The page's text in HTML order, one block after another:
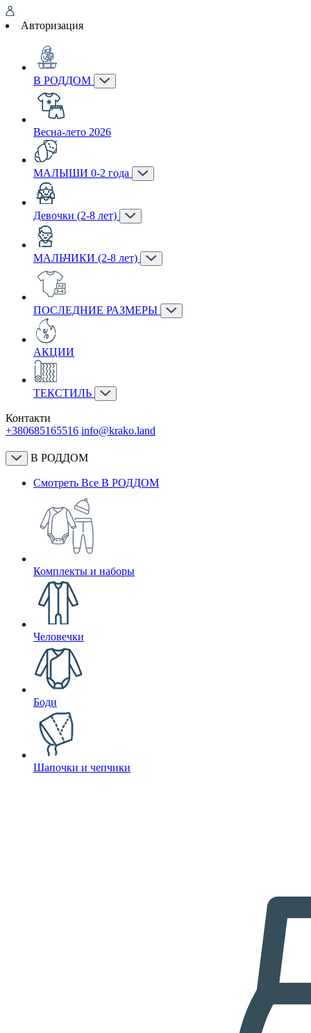
Авторизация
В РОДДОМ
Весна-лето 2026
МАЛЫШИ 0-2 года
Девочки (2-8 лет)
МАЛЬЧИКИ (2-8 лет)
ПОСЛЕДНИЕ РАЗМЕРЫ
АКЦИИ
ТЕКСТИЛЬ
Контакти
+380685165516 info@krako.land
В РОДДОМ
Смотреть Все В РОДДОМ
Комплекты и наборы
Человечки
Боди
Шапочки и чепчики